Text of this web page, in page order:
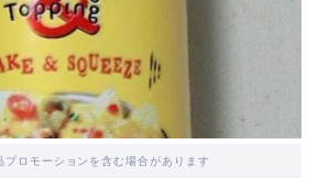
プロモーションを含む場合があります